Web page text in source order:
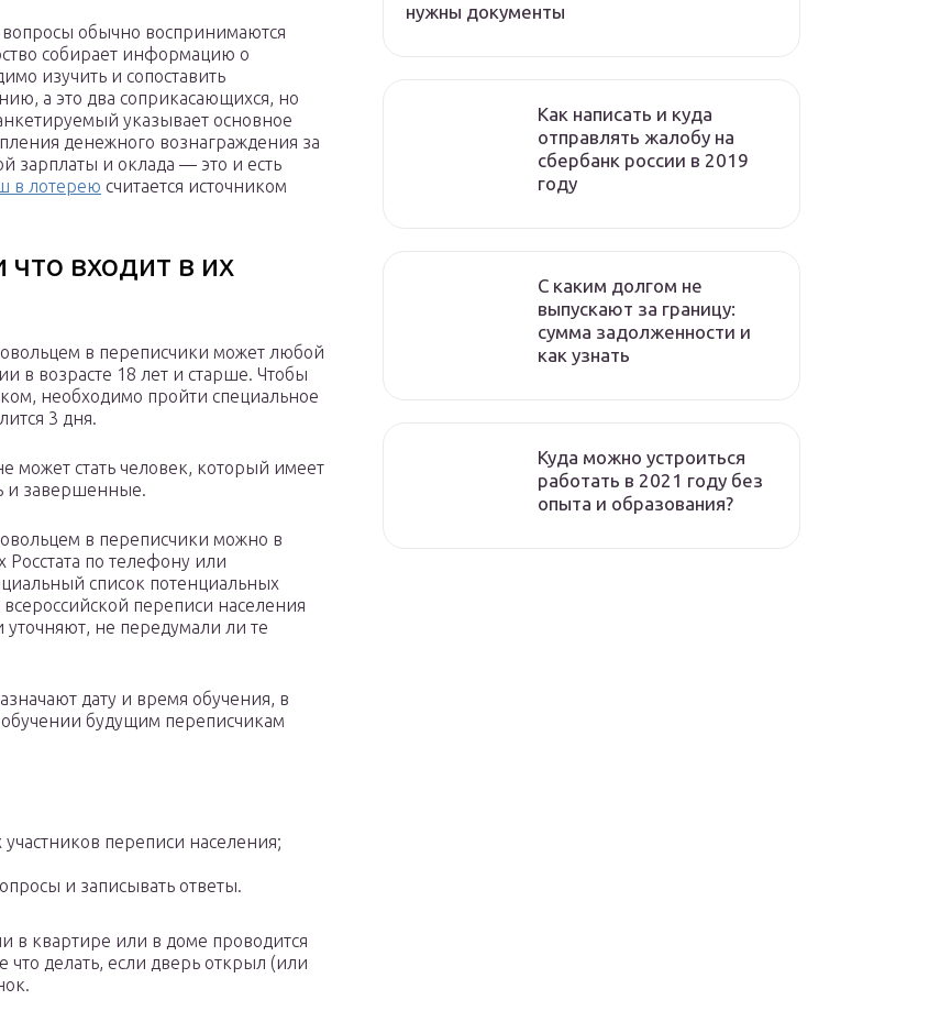
обычно воспринимаются
собирает информацию о
изучить и сопоставить
а это два соприкасающихся, но
указывает основное
денежного вознаграждения за
зарплаты и оклада — это и есть
в лотерею считается источником
что входит в их
в переписчики может любой
в возрасте 18 лет и старше. Чтобы
необходимо пройти специальное
3 дня.
может стать человек, который имеет
и завершенные.
в переписчики можно в
Росстата по телефону или
список потенциальных
переписи населения
уточняют, не передумали ли те
дату и время обучения, в
обучении будущим переписчикам
переписи населения;
и записывать ответы.
в квартире или в доме проводится
что делать, если дверь открыл (или
нужны документы
Как написать и куда
отправлять жалобу на
сбербанк россии в 2019
году
C каким долгом не
выпускают за границу:
сумма задолженности и
как узнать
Куда можно устроиться
работать в 2021 году без
опыта и образования?